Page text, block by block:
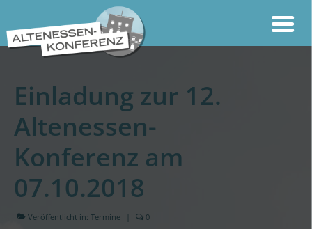
Einladung zur 12.
Altenessen-
Konferenz am
07.10.2018
Veröffentlicht in: Termine 0